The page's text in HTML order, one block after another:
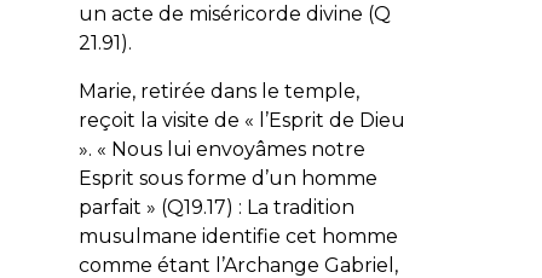
un acte de miséricorde divine (Q
21.91).
Marie, retirée dans le temple,
reçoit la visite de « l’Esprit de Dieu
». « Nous lui envoyâmes notre
Esprit sous forme d’un homme
parfait » (Q19.17) : La tradition
musulmane identifie cet homme
comme étant l’Archange Gabriel,